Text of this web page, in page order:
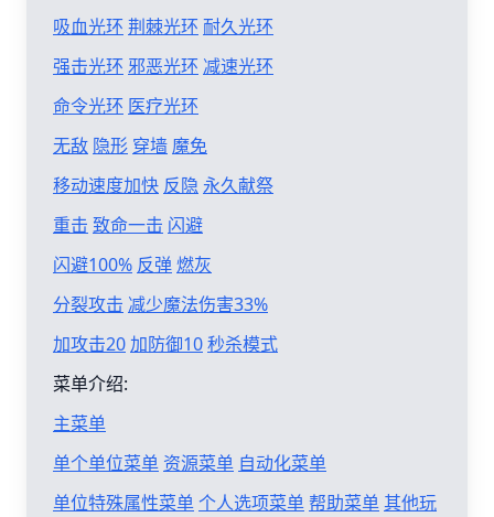
吸血光环 荆棘光环 耐久光环
强击光环 邪恶光环 减速光环
命令光环 医疗光环
无敌 隐形 穿墙 魔免
移动速度加快 反隐 永久献祭
重击 致命一击 闪避
闪避100% 反弹燃灰
分裂攻击 减少魔法伤害33%
加攻击20加防御10秒杀模式
菜单介绍:
主菜单
单个单位菜单 资源菜单 自动化菜单
单位特殊属性菜单个人选项菜单帮助菜单其他玩